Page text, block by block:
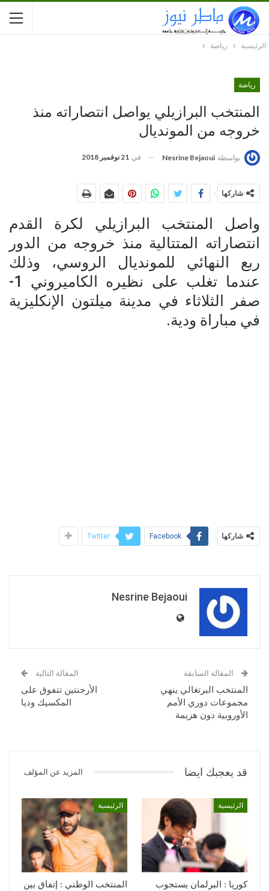
الرئيسية رياضة
رياضة
المنتخب البرازيلي يواصل انتصاراته منذ
خروجه من المونديال
بواسطة Nesrine Bejaoui في 21 نوفمبر 2018
شاركها
واصل المنتخب البرازيلي لكرة القدم
انتصاراته المتتالية منذ خروجه من الدور
ربع النهائي للمونديال الروسي، وذلك
عندما تغلب على نظيره الكاميروني 1-
صفر الثلاثاء في مدينة ميلتون الإنكليزية
في مباراة ودية.
شاركها Facebook
Twitter
Nesrine Bejaoui
المقالة السابقة
المنتخب البرتغالي ينهي
مجموعات دوري الأمم
الأوروبية دون هزيمة
المقالة التالية
الأرجنتين تتفوق على
المكسيك وديا
قد يعجبك ايضا المزيد عن المؤلف
الرئيسية
كوريا : البرلمان يستجوب
الرئيسية
المنتخب الوطني : إتفاق بين